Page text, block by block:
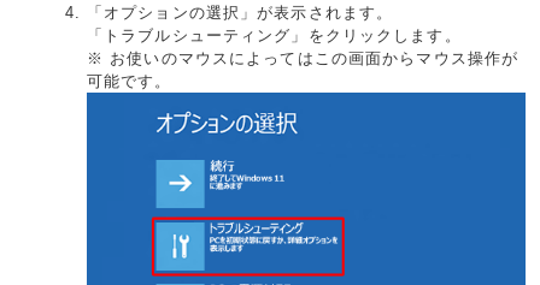
「オプションの選択」が表示されます。
「トラブルシューティング」をクリックします。
※ お使いのマウスによってはこの画面からマウス操作が
可能です。